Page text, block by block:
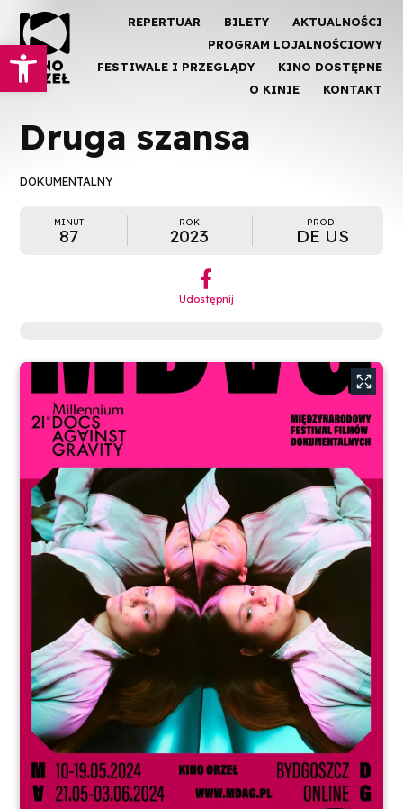
Otwórz pasek narzędzi
REPERTUAR BILETY
AKTUALNOŚCI
PROGRAM LOJALNOŚCIOWY
FESTIWALE I PRZEGLĄDY
KINO DOSTĘPNE
O KINIE
KONTAKT
Druga szansa
DOKUMENTALNY
MINUT
87
ROK
2023
PROD.
DE US
︁
Udostępnij